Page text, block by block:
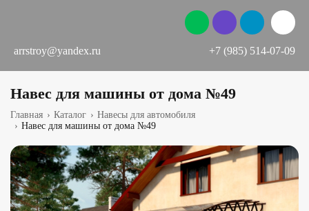
arrstroy@yandex.ru +7 (985) 514-07-09
Навес для машины от дома №49
Главная › Каталог › Навесы для автомобиля
› Навес для машины от дома №49